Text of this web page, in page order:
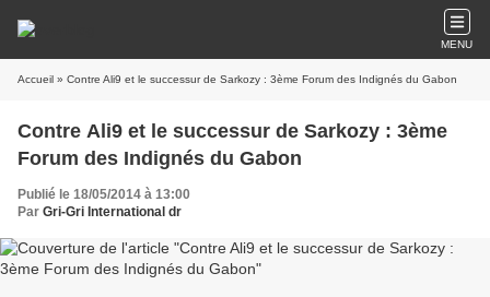
MENU
Accueil » Contre Ali9 et le successur de Sarkozy : 3ème Forum des Indignés du Gabon
Contre Ali9 et le successur de Sarkozy : 3ème
Forum des Indignés du Gabon
Publié le 18/05/2014 à 13:00
Par Gri-Gri International dr